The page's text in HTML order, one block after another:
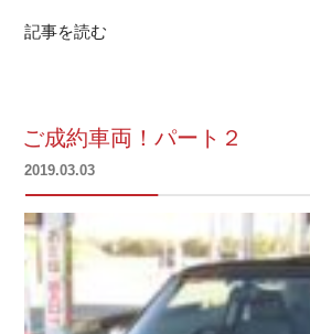
記事を読む
ご成約車両！パート２
投
2019.03.03